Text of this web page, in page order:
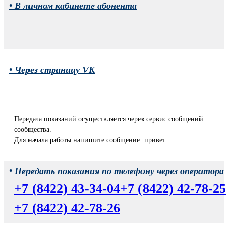
• В личном кабинете абонента
• Через страницу VK
Передача показаний осуществляется через сервис сообщений
сообщества.
Для начала работы напишите сообщение: привет
• Передать показания по телефону через оператора
+7 (8422) 43-34-04+7 (8422) 42-78-25
+7 (8422) 42-78-26